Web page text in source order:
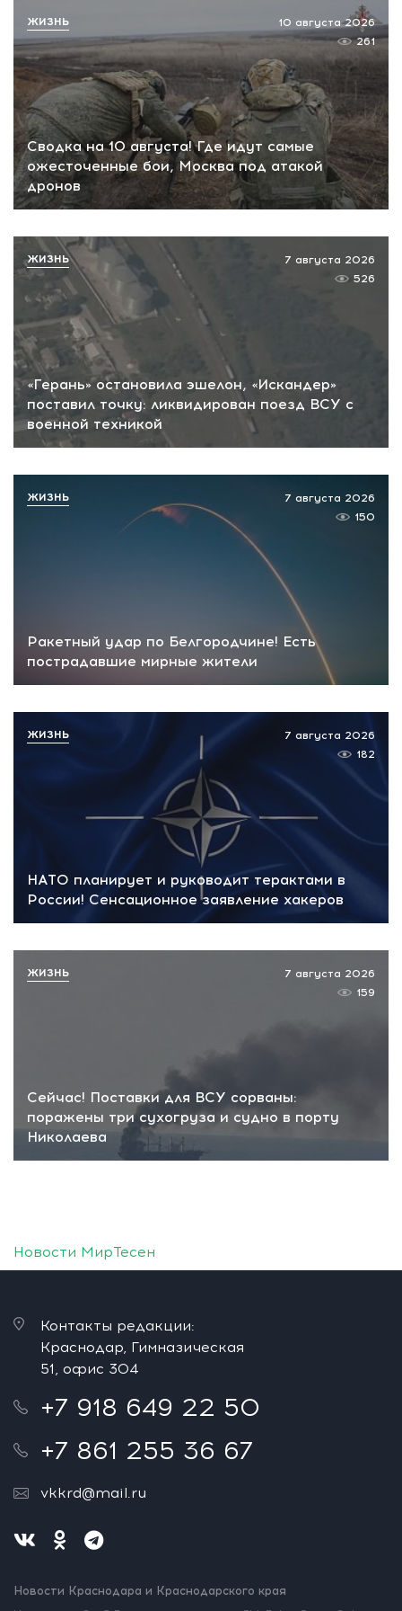
Сводка на 10 августа! Где идут самые
ожесточенные бои, Москва под атакой
дронов
10 августа 2026
261
ЖИЗНЬ
«Герань» остановила эшелон, «Искандер»
поставил точку: ликвидирован поезд ВСУ с
военной техникой
7 августа 2026
526
ЖИЗНЬ
Ракетный удар по Белгородчине! Есть
пострадавшие мирные жители
7 августа 2026
150
ЖИЗНЬ
НАТО планирует и руководит терактами в
России! Сенсационное заявление хакеров
7 августа 2026
182
ЖИЗНЬ
Сейчас! Поставки для ВСУ сорваны:
поражены три сухогруза и судно в порту
Николаева
7 августа 2026
159
ЖИЗНЬ
Новости МирТесен
Контакты редакции:
Краснодар, Гимназическая
51, офис 304
+7 918 649 22 50
+7 861 255 36 67
vkkrd@mail.ru
Новости Краснодара и Краснодарского края